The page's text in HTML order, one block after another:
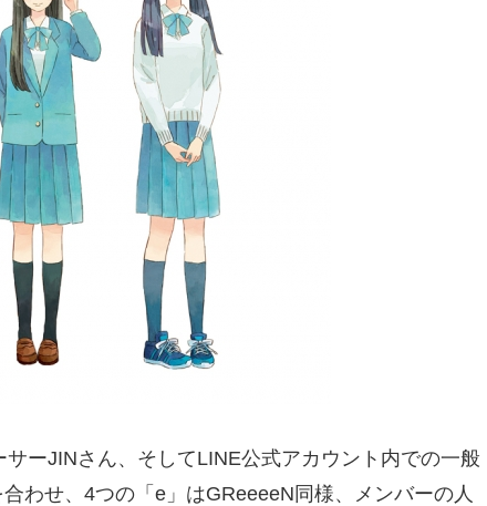
ーJINさん、そしてLINE公式アカウント内での一般
わせ、4つの「e」はGReeeeN同様、メンバーの人